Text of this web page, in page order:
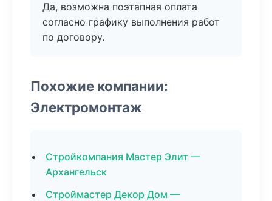
Да, возможна поэтапная оплата
согласно графику выполнения работ
по договору.
Похожие компании:
Электромонтаж
Стройкомпания Мастер Элит —
Архангельск
Строймастер Декор Дом —